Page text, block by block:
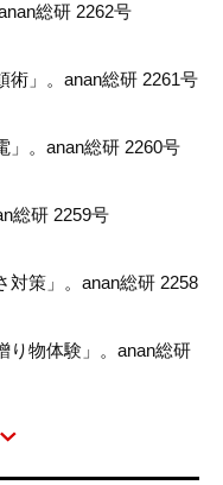
総研 2262号
術」。anan総研 2261号
」。anan総研 2260号
総研 2259号
対策」。anan総研 2258
り物体験」。anan総研